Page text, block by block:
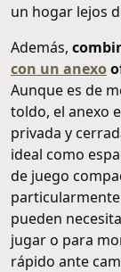
un hogar lejos
Además,
con un anexo
Aunque es de
toldo, el anexo
privada y
ideal como
de juego
pueden
jugar o para
rápido ante